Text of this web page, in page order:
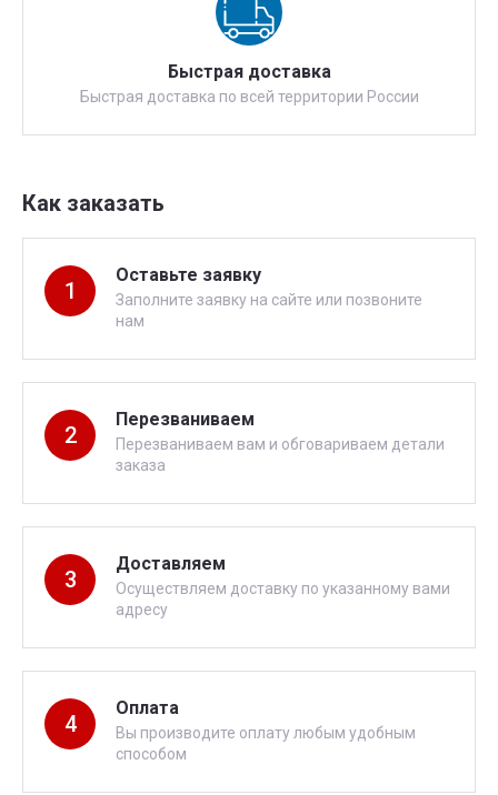
Быстрая доставка
Быстрая доставка по всей территории России
Как заказать
1
Оставьте заявку
Заполните заявку на сайте или позвоните
нам
2
Перезваниваем
Перезваниваем вам и обговариваем детали
заказа
3
Доставляем
Осуществляем доставку по указанному вами
адресу
4
Оплата
Вы производите оплату любым удобным
способом